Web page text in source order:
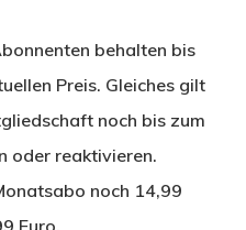
behalten bis
Preis. Gleiches gilt
noch bis zum
oder reaktivieren.
noch 14,99
Euro.